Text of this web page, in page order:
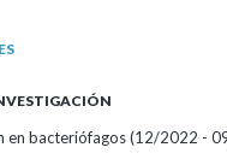
en bacteriófagos (12/2022 -